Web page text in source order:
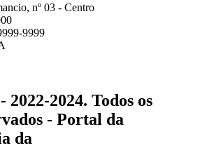
nº 03 - Centro
9999
2024. Todos os
- Portal da
da